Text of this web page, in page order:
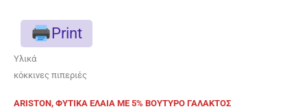
Print
Υλικά
κόκκινες πιπεριές
ARISTON, ΦΥΤΙΚΑ ΕΛΑΙΑ ME 5% BOYTYΡΟ ΓΑΛΑΚΤΟΣ